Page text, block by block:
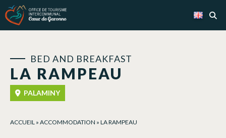
LA RAMPEAU
BED AND BREAKFAST
PALAMINY
ACCUEIL » ACCOMMODATION » LA RAMPEAU
Cookies management panel